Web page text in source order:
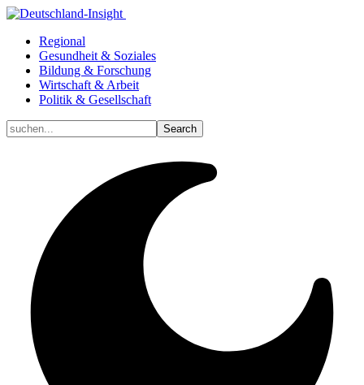
Regional
Gesundheit & Soziales
Bildung & Forschung
Wirtschaft & Arbeit
Politik & Gesellschaft